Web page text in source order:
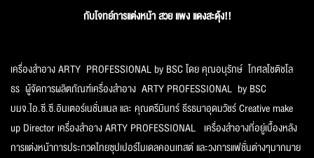
กับโจทย์การแต่งหน้า สวย แพง แดงสะดุ้ง!!
เครื่องสำอาง ARTY PROFESSIONAL by BSC โดย คุณอนุรักษ์ โกศลโชติชโล
ธร ผู้จัดการผลิตภัณฑ์เครื่องสำอาง ARTY PROFESSIONAL by BSC
บมจ.ไอ.ซี.ซี.อินเตอร์เนชั่นแนล และ คุณตรีมินทร์ ธีรธนาอุดมวัชร์ Creative make
up Director เครื่องสำอาง ARTY PROFESSIONAL เครื่องสำอางที่อยู่เบื้องหลัง
การแต่งหน้าการประกวดไทยซุปเปอร์โมเดลคอนเทสต์ และวงการแฟชั่นต่างๆมากมาย